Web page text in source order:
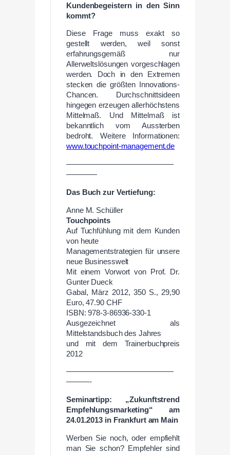
Kundenbegeistern in den Sinn
kommt?
Diese Frage muss exakt so
gestellt werden, weil sonst
erfahrungsgemäß nur
Allerweltslösungen vorgeschlagen
werden. Doch in den Extremen
stecken die größten Innovations-
Chancen. Durchschnittsideen
hingegen erzeugen allerhöchstens
Mittelmaß. Und Mittelmaß ist
bekanntlich vom Aussterben
bedroht. Weitere Informationen:
www.touchpoint-management.de
——————————————
————
Das Buch zur Vertiefung:
Anne M. Schüller
Touchpoints
Auf Tuchfühlung mit dem Kunden
von heute
Managementstrategien für unsere
neue Businesswelt
Mit einem Vorwort von Prof. Dr.
Gunter Dueck
Gabal, März 2012, 350 S., 29,90
Euro, 47.90 CHF
ISBN: 978-3-86936-330-1
Ausgezeichnet als
Mittelstandsbuch des Jahres
und mit dem Trainerbuchpreis
2012
——————————————
———-
Seminartipp: „Zukunftstrend
Empfehlungsmarketing“ am
24.01.2013 in Frankfurt am Main
Werben Sie noch, oder empfiehlt
man Sie schon? Empfehler sind